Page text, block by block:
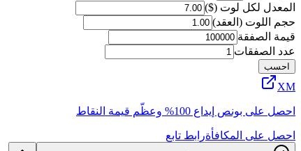
المعدل لكل لوت ($)
حجم اللوت (العقد)
قيمة الصفقة
عدد الصفقات
احسب
XM
احصل على بونص إيداع 100% وعظّم قيمة النقاط
احصل على المكافأةرابط تابع